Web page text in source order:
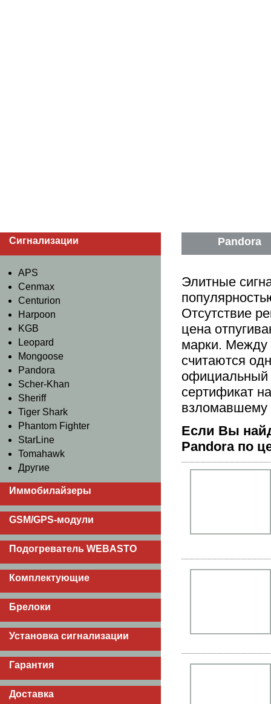
Сигнализации
APS
Cenmax
Centurion
Harpoon
KGB
Leopard
Mongoose
Pandora
Scher-Khan
Sheriff
Tiger Shark
Phantom Fighter
StarLine
Tomahawk
Другие
Иммобилайзеры
GSM/GPS-модули
Подогреватель WEBASTO
Комплектующие
Брелоки
Установка сигнализации
Гарантия
Доставка
Pandora
Элитные
Отсутствие
цена
марки. Между
считаются
официальный
сертификат
взломавшему
Если Вы
Pandora по